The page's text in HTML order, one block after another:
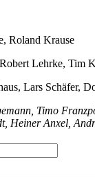
Roland Krause
Lehrke,
Lars Schäfer,
Timo
Heiner Anxel,